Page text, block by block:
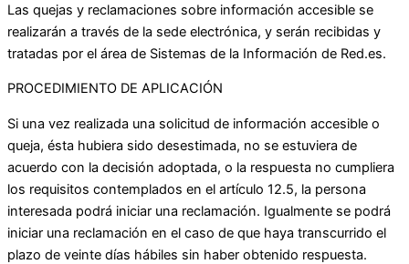
Las quejas y reclamaciones sobre información accesible se
realizarán a través de la sede electrónica, y serán recibidas y
tratadas por el área de Sistemas de la Información de Red.es.
PROCEDIMIENTO DE APLICACIÓN
Si una vez realizada una solicitud de información accesible o
queja, ésta hubiera sido desestimada, no se estuviera de
acuerdo con la decisión adoptada, o la respuesta no cumpliera
los requisitos contemplados en el artículo 12.5, la persona
interesada podrá iniciar una reclamación. Igualmente se podrá
iniciar una reclamación en el caso de que haya transcurrido el
plazo de veinte días hábiles sin haber obtenido respuesta.